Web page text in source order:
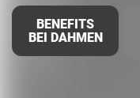
BENEFITS
BEI DAHMEN